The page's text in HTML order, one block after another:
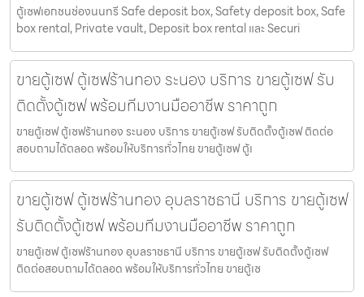
ตู้เซฟเอกชนช่องนนทรี Safe deposit box, Safety deposit box, Safe
box rental, Private vault, Deposit box rental และ Securi
ขายตู้เซฟ ตู้เซฟร้านทอง ระนอง บริการ ขายตู้เซฟ รับ
ติดตั้งตู้เซฟ พร้อมทีมงานมืออาชีพ ราคาถูก
ขายตู้เซฟ ตู้เซฟร้านทอง ระนอง บริการ ขายตู้เซฟ รับติดตั้งตู้เซฟ ติดต่อ
สอบถามได้ตลอด พร้อมให้บริการทั่วไทย ขายตู้เซฟ ตู้เ
ขายตู้เซฟ ตู้เซฟร้านทอง อุบลราชธานี บริการ ขายตู้เซฟ
รับติดตั้งตู้เซฟ พร้อมทีมงานมืออาชีพ ราคาถูก
ขายตู้เซฟ ตู้เซฟร้านทอง อุบลราชธานี บริการ ขายตู้เซฟ รับติดตั้งตู้เซฟ
ติดต่อสอบถามได้ตลอด พร้อมให้บริการทั่วไทย ขายตู้เซ